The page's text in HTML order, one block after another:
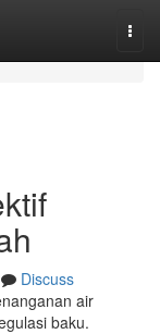
Discuss
air
baku.